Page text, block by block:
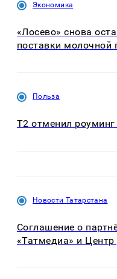
Экономика
«Лосево» снова
поставки молочной
Польза
Т2 отменил
Новости Татарстана
Соглашение о
«Татмедиа» и Центр